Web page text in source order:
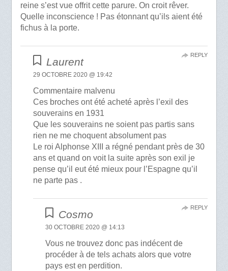
reine s’est vue offrit cette parure. On croit rêver.
Quelle inconscience ! Pas étonnant qu’ils aient été
fichus à la porte.
Laurent
29 OCTOBRE 2020 @ 19:42
Commentaire malvenu
Ces broches ont été acheté après l’exil des
souverains en 1931
Que les souverains ne soient pas partis sans
rien ne me choquent absolument pas
Le roi Alphonse XIII a régné pendant près de 30
ans et quand on voit la suite après son exil je
pense qu’il eut été mieux pour l’Espagne qu’il
ne parte pas .
REPLY
Cosmo
30 OCTOBRE 2020 @ 14:13
Vous ne trouvez donc pas indécent de
procéder à de tels achats alors que votre
pays est en perdition.
REPLY